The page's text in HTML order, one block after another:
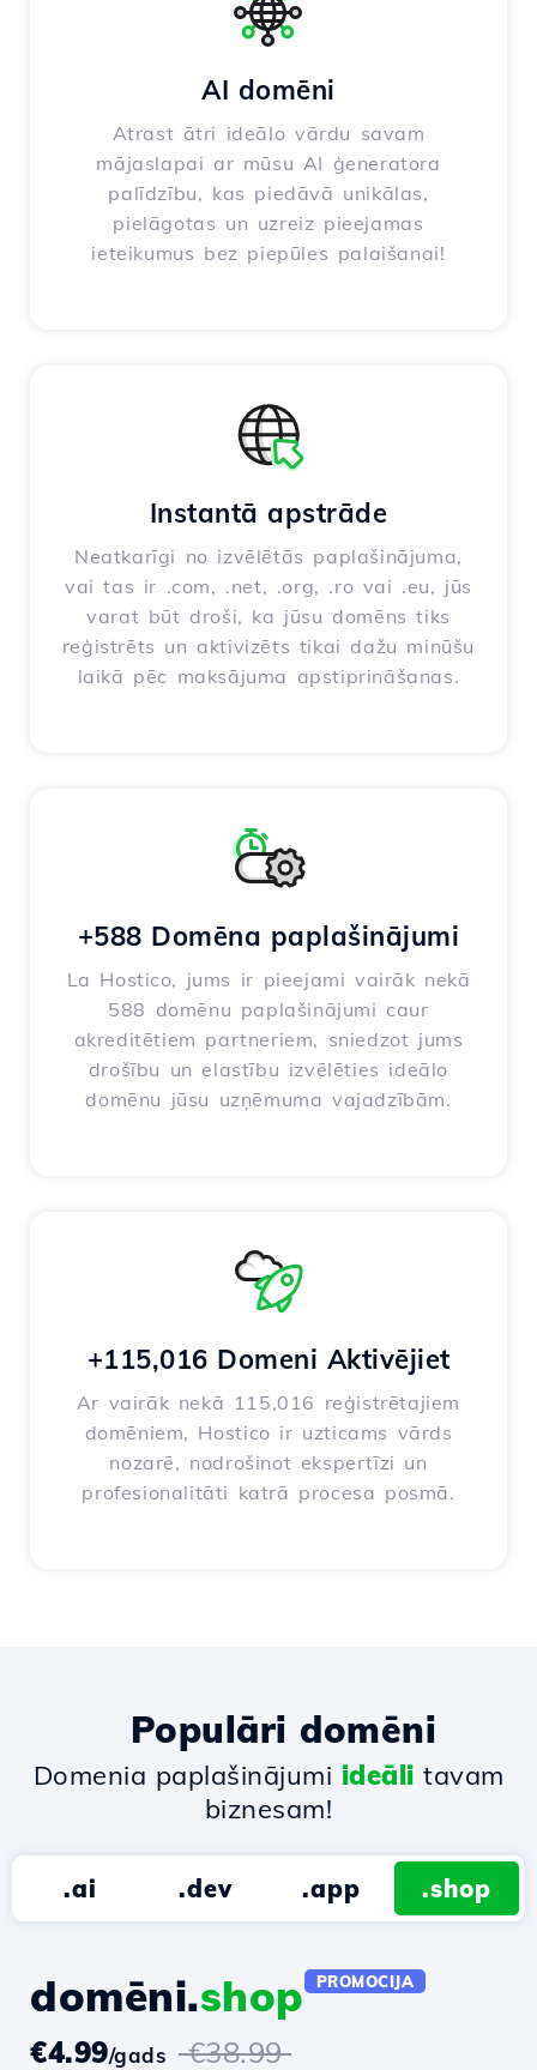
AI domēni
Atrast ātri ideālo vārdu savam
mājaslapai ar mūsu AI ģeneratora
palīdzību, kas piedāvā unikālas,
pielāgotas un uzreiz pieejamas
ieteikumus bez piepūles palaišanai!
Instantā apstrāde
Neatkarīgi no izvēlētās paplašinājuma,
vai tas ir .com, .net, .org, .ro vai .eu, jūs
varat būt droši, ka jūsu domēns tiks
reģistrēts un aktivizēts tikai dažu minūšu
laikā pēc maksājuma apstiprināšanas.
+588 Domēna paplašinājumi
La Hostico, jums ir pieejami vairāk nekā
588 domēnu paplašinājumi caur
akreditētiem partneriem, sniedzot jums
drošību un elastību izvēlēties ideālo
domēnu jūsu uzņēmuma vajadzībām.
+115,016 Domeni Aktivējiet
Ar vairāk nekā 115,016 reģistrētajiem
domēniem, Hostico ir uzticams vārds
nozarē, nodrošinot ekspertīzi un
profesionalitāti katrā procesa posmā.
Populāri domēni
Domenia paplašinājumi ideāli tavam
biznesam!
.ai .dev .app .shop
domēni.shop PROMOCIJA
€4.99/gads €38.99